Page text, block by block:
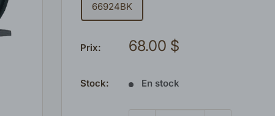
66924BK
Prix:
Prix
68.00 $
Stock: En stock